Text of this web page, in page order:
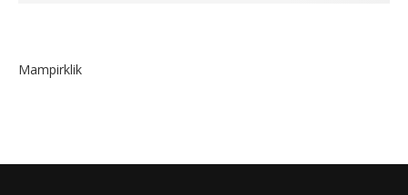
Mampirklik